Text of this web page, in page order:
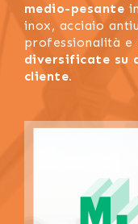
medio-pesante
inox, acciaio
professionalità e
diversificate su
cliente.